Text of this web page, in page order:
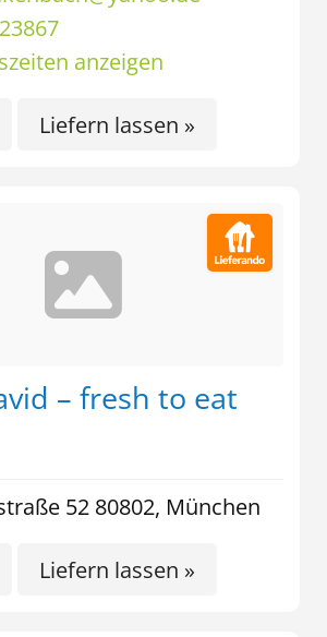
anzeigen
Liefern lassen »
– fresh to eat
52 80802, München
Liefern lassen »